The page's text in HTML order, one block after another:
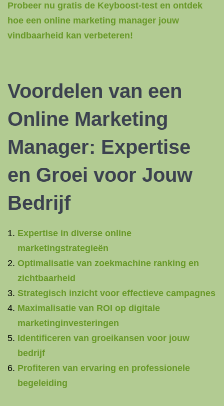
Probeer nu gratis de Keyboost-test en ontdek
hoe een online marketing manager jouw
vindbaarheid kan verbeteren!
Voordelen van een
Online Marketing
Manager: Expertise
en Groei voor Jouw
Bedrijf
Expertise in diverse online
marketingstrategieën
Optimalisatie van zoekmachine ranking en
zichtbaarheid
Strategisch inzicht voor effectieve campagnes
Maximalisatie van ROI op digitale
marketinginvesteringen
Identificeren van groeikansen voor jouw
bedrijf
Profiteren van ervaring en professionele
begeleiding